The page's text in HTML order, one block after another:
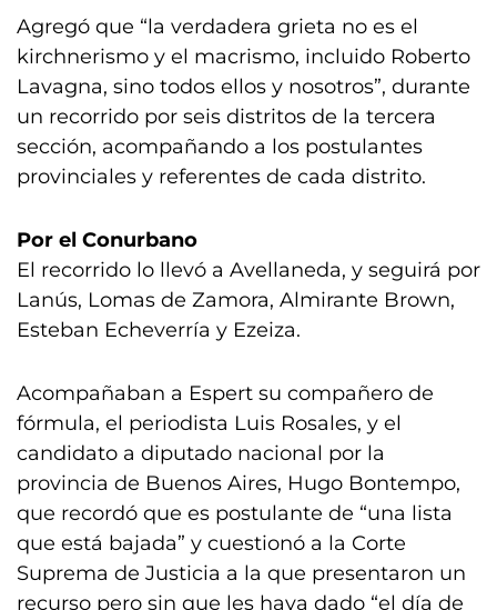
Agregó que “la verdadera grieta no es el
kirchnerismo y el macrismo, incluido Roberto
Lavagna, sino todos ellos y nosotros”, durante
un recorrido por seis distritos de la tercera
sección, acompañando a los postulantes
provinciales y referentes de cada distrito.
Por el Conurbano
El recorrido lo llevó a Avellaneda, y seguirá por
Lanús, Lomas de Zamora, Almirante Brown,
Esteban Echeverría y Ezeiza.
Acompañaban a Espert su compañero de
fórmula, el periodista Luis Rosales, y el
candidato a diputado nacional por la
provincia de Buenos Aires, Hugo Bontempo,
que recordó que es postulante de “una lista
que está bajada” y cuestionó a la Corte
Suprema de Justicia a la que presentaron un
recurso pero sin que les haya dado “el día de